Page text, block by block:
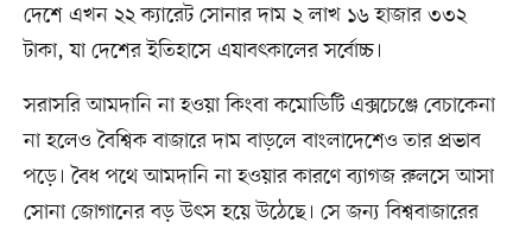
দেশে এখন ২২ ক্যারেট সোনার দাম ২ লাখ ১৬ হাজার ৩৩২
টাকা, যা দেশের ইতিহাসে এযাবৎকালের সর্বোচ্চ।
সরাসরি আমদানি না হওয়া কিংবা কমোডিটি এক্সচেঞ্জে বেচাকেনা
না হলেও বৈশ্বিক বাজারে দাম বাড়লে বাংলাদেশেও তার প্রভাব
পড়ে। বৈধ পথে আমদানি না হওয়ার কারণে ব্যাগজ রুলসে আসা
সোনা জোগানের বড় উৎস হয়ে উঠেছে। সে জন্য বিশ্ববাজারের